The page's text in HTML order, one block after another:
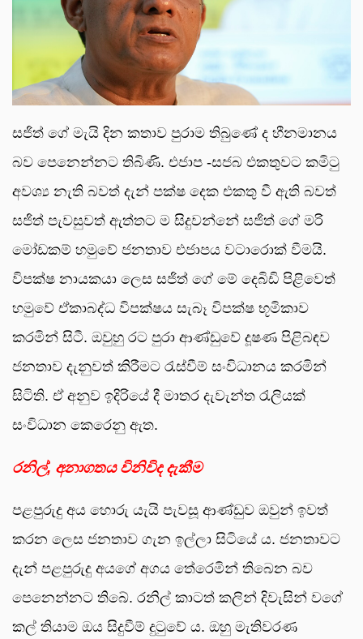
සජිත් ගේ මැයි දින කතාව පුරාම තිබුණේ ද හීනමානය
බව පෙනෙන්නට තිබිණි. එජාප -සජබ එකතුවට කමිටු
අවශ්‍ය නැති බවත් දැන් පක්ෂ දෙක එකතු වී ඇති බවත්
සජිත් පැවසුවත් ඇත්තට ම සිදුවන්නේ සජිත් ගේ මරි
මෝඩකම් හමුවේ ජනතාව එජාපය වටාරොක් වීමයි.
විපක්ෂ නායකයා ලෙස සජිත් ගේ මේ දෙබිඩි පිළිවෙත්
හමුවේ ඒකාබද්ධ විපක්ෂය සැබෑ විපක්ෂ භූමිකාව
කරමින් සිටී. ඔවුහු රට පුරා ආණ්ඩුවේ දූෂණ පිළිබඳව
ජනතාව දැනුවත් කිරීමට රැස්වීම් සංවිධානය කරමින්
සිටිති. ඒ අනුව ඉදිරියේ දී මාතර දැවැන්ත රැලියක්
සංවිධාන කෙරෙනු ඇත.
රනිල්, අනාගතය විනිවිද දැකීම
පළපුරුදු අය හොරු යැයි පැවසූ ආණ්ඩුව ඔවුන් ඉවත්
කරන ලෙස ජනතාව ගැන ඉල්ලා සිටියේ ය. ජනතාවට
දැන් පළපුරුදු අයගේ අගය තේරෙමින් තිබෙන බව
පෙනෙන්නට තිබේ. රනිල් කාටත් කලින් දිවැසින් වගේ
කල් තියාම ඔය සිදුවීම් දුටුවේ ය. ඔහු මැතිවරණ